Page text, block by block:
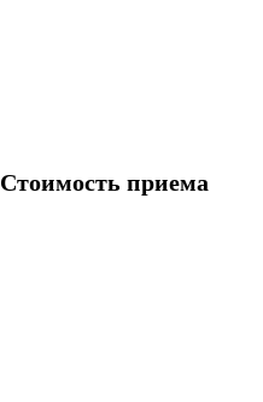
Стоимость приема